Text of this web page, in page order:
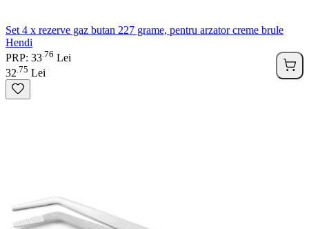
Set 4 x rezerve gaz butan 227 grame, pentru arzator creme brule
Hendi
PRP: 33 76 Lei
32 75 Lei